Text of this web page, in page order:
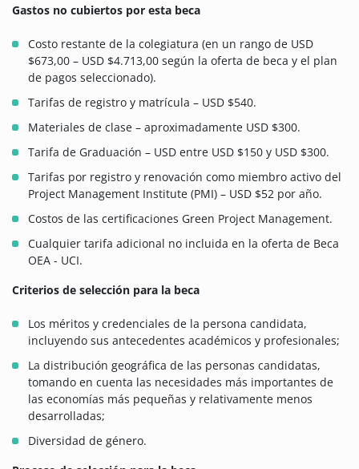
Gastos no cubiertos por esta beca
Costo restante de la colegiatura (en un rango de USD
$673,00 – USD $4.713,00 según la oferta de beca y el plan
de pagos seleccionado).
Tarifas de registro y matrícula – USD $540.
Materiales de clase – aproximadamente USD $300.
Tarifa de Graduación – USD entre USD $150 y USD $300.
Tarifas por registro y renovación como miembro activo del
Project Management Institute (PMI) – USD $52 por año.
Costos de las certificaciones Green Project Management.
Cualquier tarifa adicional no incluida en la oferta de Beca
OEA - UCI.
Criterios de selección para la beca
Los méritos y credenciales de la persona candidata,
incluyendo sus antecedentes académicos y profesionales;
La distribución geográfica de las personas candidatas,
tomando en cuenta las necesidades más importantes de
las economías más pequeñas y relativamente menos
desarrolladas;
Diversidad de género.